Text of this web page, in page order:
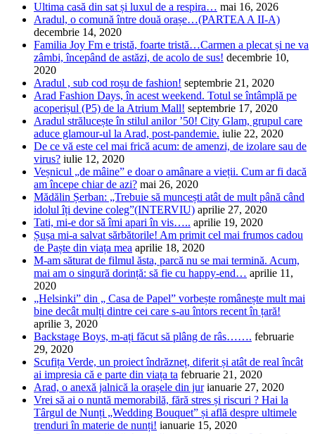
Ultima casă din sat și luxul de a respira… mai 16, 2026
Aradul, o comună între două orașe…(PARTEA A II-A)
decembrie 14, 2020
Familia Joy Fm e tristă, foarte tristă…Carmen a plecat și ne va
zâmbi, începând de astăzi, de acolo de sus! decembrie 10,
2020
Aradul , sub cod roșu de fashion! septembrie 21, 2020
Arad Fashion Days, în acest weekend. Totul se întâmplă pe
acoperișul (P5) de la Atrium Mall! septembrie 17, 2020
Aradul strălucește în stilul anilor ’50! City Glam, grupul care
aduce glamour-ul la Arad, post-pandemie. iulie 22, 2020
De ce vă este cel mai frică acum: de amenzi, de izolare sau de
virus? iulie 12, 2020
Veșnicul „de mâine” e doar o amânare a vieții. Cum ar fi dacă
am începe chiar de azi? mai 26, 2020
Mădălin Șerban: „Trebuie să muncești atât de mult până când
idolul îți devine coleg”(INTERVIU) aprilie 27, 2020
Tati, mi-e dor să îmi apari în vis….. aprilie 19, 2020
Șușa mi-a salvat sărbătorile! Am primit cel mai frumos cadou
de Paște din viața mea aprilie 18, 2020
M-am săturat de filmul ăsta, parcă nu se mai termină. Acum,
mai am o singură dorință: să fie cu happy-end… aprilie 11,
2020
„Helsinki” din „ Casa de Papel” vorbește românește mult mai
bine decât mulți dintre cei care s-au întors recent în țară!
aprilie 3, 2020
Backstage Boys, m-ați făcut să plâng de râs……. februarie
29, 2020
Scufița Verde, un proiect îndrăzneț, diferit și atât de real încât
ai impresia că e parte din viața ta februarie 21, 2020
Arad, o anexă jalnică la orașele din jur ianuarie 27, 2020
Vrei să ai o nuntă memorabilă, fără stres și riscuri ? Hai la
Târgul de Nunți „Wedding Bouquet” și află despre ultimele
trenduri în materie de nunți! ianuarie 15, 2020